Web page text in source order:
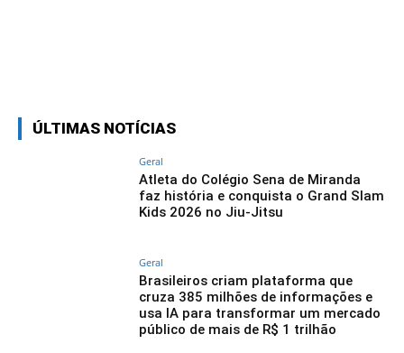
ÚLTIMAS NOTÍCIAS
Geral
Atleta do Colégio Sena de Miranda
faz história e conquista o Grand Slam
Kids 2026 no Jiu-Jitsu
Geral
Brasileiros criam plataforma que
cruza 385 milhões de informações e
usa IA para transformar um mercado
público de mais de R$ 1 trilhão